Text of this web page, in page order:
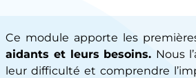
Ce module apporte les
aidants et leurs besoins. Nous
leur difficulté et comprendre